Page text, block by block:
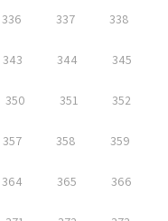
336 337 338
343 344 345
350 351 352
357 358 359
364 365 366